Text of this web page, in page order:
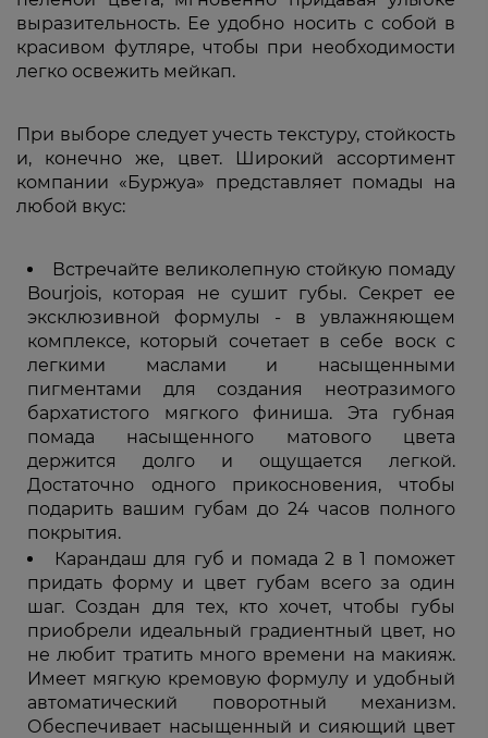
выразительность. Ее удобно носить с собой в
красивом футляре, чтобы при необходимости
легко освежить мейкап.
При выборе следует учесть текстуру, стойкость
и, конечно же, цвет. Широкий ассортимент
компании «Буржуа» представляет помады на
любой вкус:
Встречайте великолепную стойкую помаду
Bourjois, которая не сушит губы. Секрет ее
эксклюзивной формулы - в увлажняющем
комплексе, который сочетает в себе воск с
легкими маслами и насыщенными
пигментами для создания неотразимого
бархатистого мягкого финиша. Эта губная
помада насыщенного матового цвета
держится долго и ощущается легкой.
Достаточно одного прикосновения, чтобы
подарить вашим губам до 24 часов полного
покрытия.
Карандаш для губ и помада 2 в 1 поможет
придать форму и цвет губам всего за один
шаг. Создан для тех, кто хочет, чтобы губы
приобрели идеальный градиентный цвет, но
не любит тратить много времени на макияж.
Имеет мягкую кремовую формулу и удобный
автоматический поворотный механизм.
Обеспечивает насыщенный и сияющий цвет